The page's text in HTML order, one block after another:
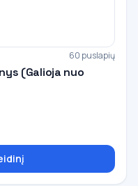
60 puslapių
(Galioja nuo